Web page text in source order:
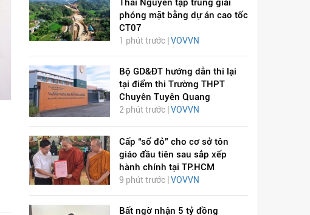
Thái Nguyên tập trung giải
phóng mặt bằng dự án cao tốc
CT07
1 phút trước | VOVVN
Bộ GD&ĐT hướng dẫn thi lại
tại điểm thi Trường THPT
Chuyên Tuyên Quang
2 phút trước | VOVVN
Cấp “sổ đỏ” cho cơ sở tôn
giáo đầu tiên sau sắp xếp
hành chính tại TP.HCM
9 phút trước | VOVVN
Bất ngờ nhận 5 tỷ đồng